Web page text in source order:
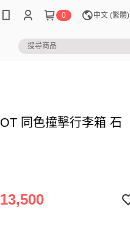
0 中文 (繁體)
同色撞擊行李箱 石